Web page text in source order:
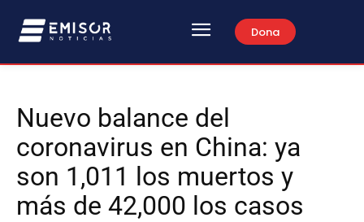
Dona
Nuevo balance del
coronavirus en China: ya
son 1,011 los muertos y
más de 42,000 los casos